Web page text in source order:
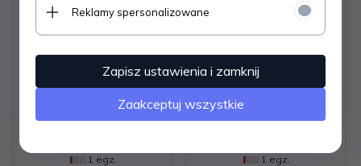
ZIARNA NA OKOPIE -
Dostępne od ręki –
1 egz.
DNiPP: RADY
Krzysztof Baczkowski
Dostępne od ręki –
1 egz.
Reklamy spersonalizowane
Zapisz ustawienia i zamknij
Zaakceptuj wszystkie